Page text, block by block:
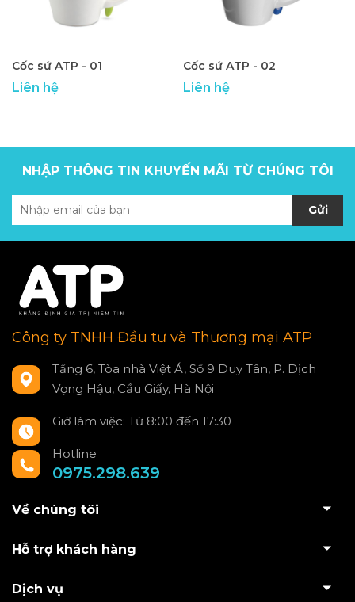
Cốc sứ ATP - 01
Liên hệ
Cốc sứ ATP - 02
Liên hệ
NHẬP THÔNG TIN KHUYẾN MÃI TỪ CHÚNG TÔI
Gửi
Công ty TNHH Đầu tư và Thương mại ATP
Tầng 6, Tòa nhà Việt Á, Số 9 Duy Tân, P. Dịch
Vọng Hậu, Cầu Giấy, Hà Nội
Giờ làm việc: Từ 8:00 đến 17:30
Hotline
0975.298.639
Về chúng tôi
Hỗ trợ khách hàng
Dịch vụ